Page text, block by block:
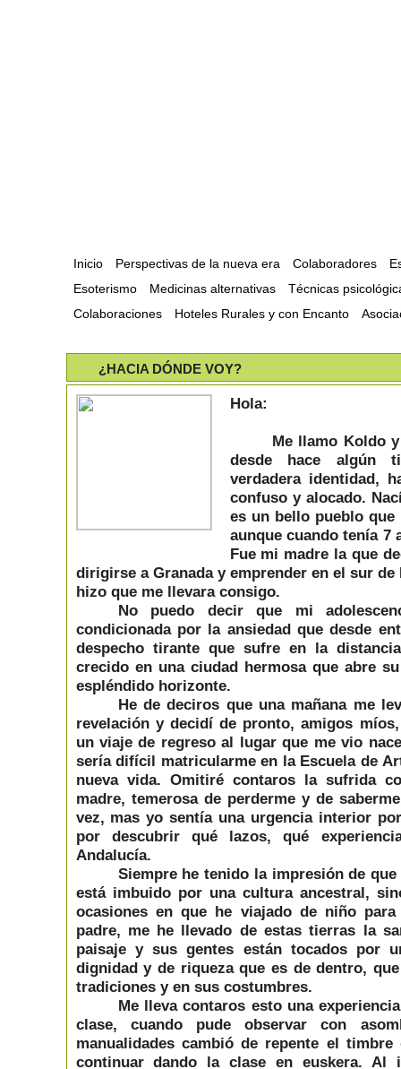
Inicio Perspectivas de la nueva era Colaboradores
Esoterismo
Medicinas alternativas
Técnicas
Colaboraciones
Hoteles Rurales y con Encanto
¿HACIA DÓNDE VOY?
Hola:
Me llamo Koldo
desde hace algún
verdadera identidad,
confuso y alocado.
es un bello pueblo
aunque cuando tenía 7
Fue mi madre la que
dirigirse a Granada y emprender en el sur de
hizo que me llevara consigo.
No puedo decir que mi
condicionada por la ansiedad que desde
despecho tirante que sufre en la
crecido en una ciudad hermosa que abre
espléndido horizonte.
He de deciros que una mañana me
revelación y decidí de pronto, amigos
un viaje de regreso al lugar que me vio
sería difícil matricularme en la Escuela de
nueva vida. Omitiré contaros la sufrida
madre, temerosa de perderme y de
vez, mas yo sentía una urgencia interior
por descubrir qué lazos, qué
Andalucía.
Siempre he tenido la impresión de
está imbuido por una cultura ancestral,
ocasiones en que he viajado de niño
padre, me he llevado de estas tierras la
paisaje y sus gentes están tocados por
dignidad y de riqueza que es de dentro,
tradiciones y en sus costumbres.
Me lleva contaros esto una
clase, cuando pude observar con
manualidades cambió de repente el
continuar dando la clase en euskera. Al